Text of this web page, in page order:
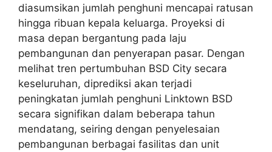
diasumsikan jumlah penghuni mencapai ratusan
hingga ribuan kepala keluarga. Proyeksi di
masa depan bergantung pada laju
pembangunan dan penyerapan pasar. Dengan
melihat tren pertumbuhan BSD City secara
keseluruhan, diprediksi akan terjadi
peningkatan jumlah penghuni Linktown BSD
secara signifikan dalam beberapa tahun
mendatang, seiring dengan penyelesaian
pembangunan berbagai fasilitas dan unit